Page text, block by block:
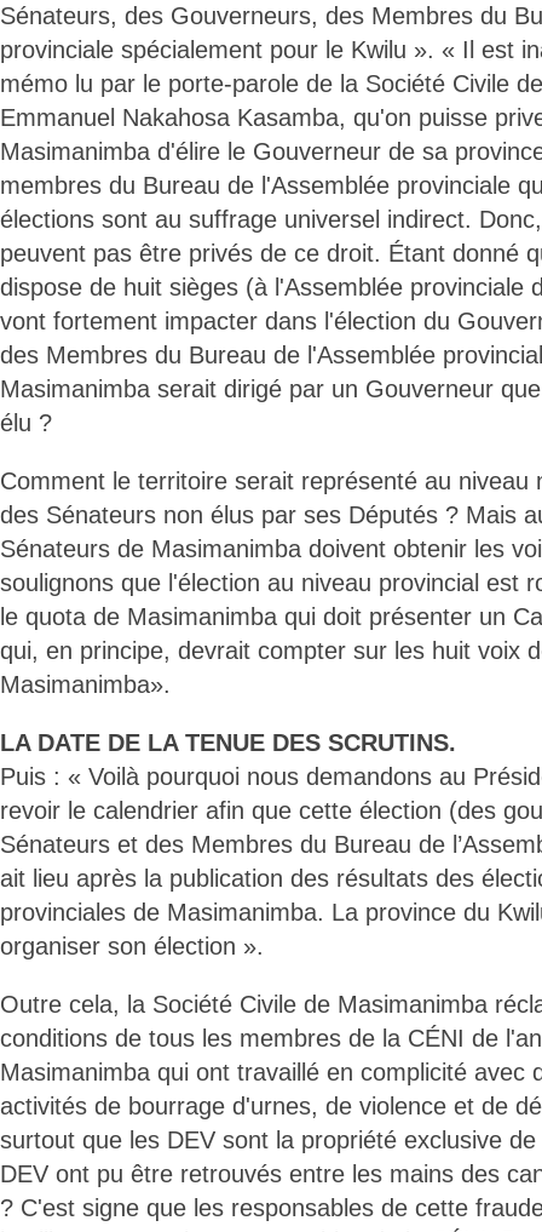
Sénateurs, des Gouverneurs, des Membres du
provinciale spécialement pour le Kwilu ». « Il est
mémo lu par le porte-parole de la Société Civile
Emmanuel Nakahosa Kasamba, qu'on puisse
Masimanimba d'élire le Gouverneur de sa
membres du Bureau de l'Assemblée provinciale
élections sont au suffrage universel indirect.
peuvent pas être privés de ce droit. Étant donné
dispose de huit sièges (à l'Assemblée provinciale
vont fortement impacter dans l'élection du
des Membres du Bureau de l'Assemblée
Masimanimba serait dirigé par un Gouverneur
élu ?
Comment le territoire serait représenté au niveau
des Sénateurs non élus par ses Députés ? Mais
Sénateurs de Masimanimba doivent obtenir les
soulignons que l'élection au niveau provincial est
le quota de Masimanimba qui doit présenter un
qui, en principe, devrait compter sur les huit voix
Masimanimba».
LA DATE DE LA TENUE DES SCRUTINS.
Puis : « Voilà pourquoi nous demandons au
revoir le calendrier afin que cette élection (des
Sénateurs et des Membres du Bureau de
ait lieu après la publication des résultats des
provinciales de Masimanimba. La province du
organiser son élection ».
Outre cela, la Société Civile de Masimanimba
conditions de tous les membres de la CÉNI de
Masimanimba qui ont travaillé en complicité avec
activités de bourrage d'urnes, de violence et de
surtout que les DEV sont la propriété exclusive
DEV ont pu être retrouvés entre les mains des
? C'est signe que les responsables de cette